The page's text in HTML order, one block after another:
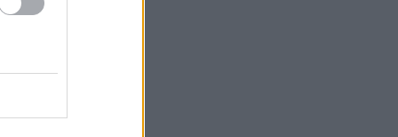
δεν είναι
ότι ο
τίποτα δεν